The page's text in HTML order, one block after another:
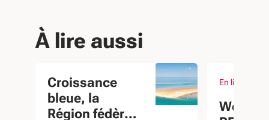
À lire aussi
Croissance
bleue, la
Région fédère
En ligne
évènement
Du 10 mai au